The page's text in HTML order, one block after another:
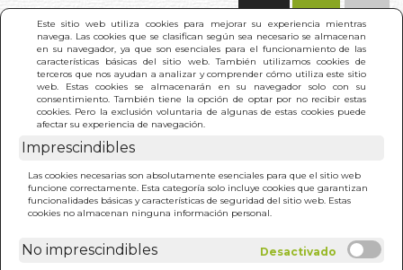
Este sitio web utiliza cookies para mejorar su experiencia mientras
navega. Las cookies que se clasifican según sea necesario se almacenan
en su navegador, ya que son esenciales para el funcionamiento de las
características básicas del sitio web. También utilizamos cookies de
terceros que nos ayudan a analizar y comprender cómo utiliza este sitio
web. Estas cookies se almacenarán en su navegador solo con su
consentimiento. También tiene la opción de optar por no recibir estas
cookies. Pero la exclusión voluntaria de algunas de estas cookies puede
afectar su experiencia de navegación.
Imprescindibles
Las cookies necesarias son absolutamente esenciales para que el sitio web
funcione correctamente. Esta categoría solo incluye cookies que garantizan
funcionalidades básicas y características de seguridad del sitio web. Estas
cookies no almacenan ninguna información personal.
No imprescindibles
INICIO >